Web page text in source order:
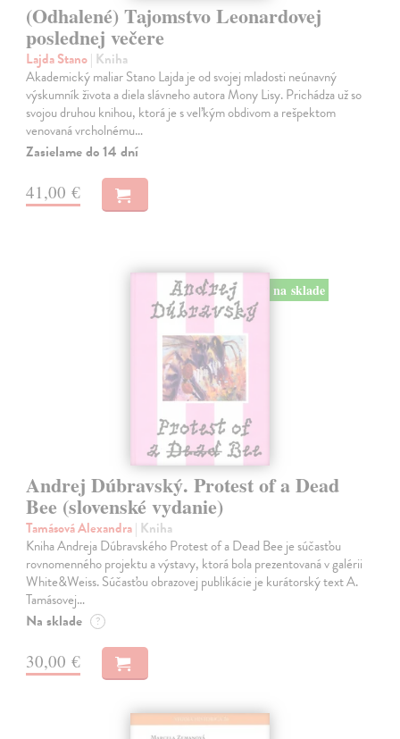
(Odhalené) Tajomstvo Leonardovej
poslednej večere
Lajda Stano| Kniha
Akademický maliar Stano Lajda je od svojej mladosti neúnavný
výskumník života a diela slávneho autora Mony Lisy. Prichádza už so
svojou druhou knihou, ktorá je s veľkým obdivom a rešpektom
venovaná vrcholnému…
Zasielame do 14 dní
41,00 €
na sklade
Andrej Dúbravský. Protest of a Dead
Bee (slovenské vydanie)
Tamásová Alexandra| Kniha
Kniha Andreja Dúbravského Protest of a Dead Bee je súčasťou
rovnomenného projektu a výstavy, ktorá bola prezentovaná v galérii
White&Weiss. Súčasťou obrazovej publikácie je kurátorský text A.
Tamásovej…
Na sklade ?
30,00 €